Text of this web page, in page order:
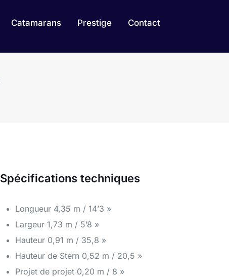
Catamarans Prestige Contact
Spécifications techniques
Longueur 4,35 m / 14’3 »
Largeur 1,73 m / 5’8 »
Hauteur 0,91 m / 35,8 »
Hauteur de Stern 0,52 m / 20,5 »
Projet de projet 0,20 m / 8 »